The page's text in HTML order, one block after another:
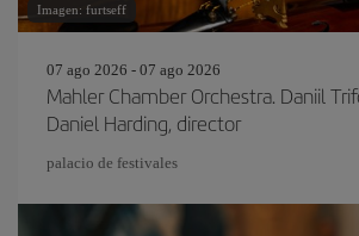
Imagen: furtseff
07 ago 2026 - 07 ago 2026
Mahler Chamber Orchestra. Daniil
Daniel Harding, director
palacio de festivales